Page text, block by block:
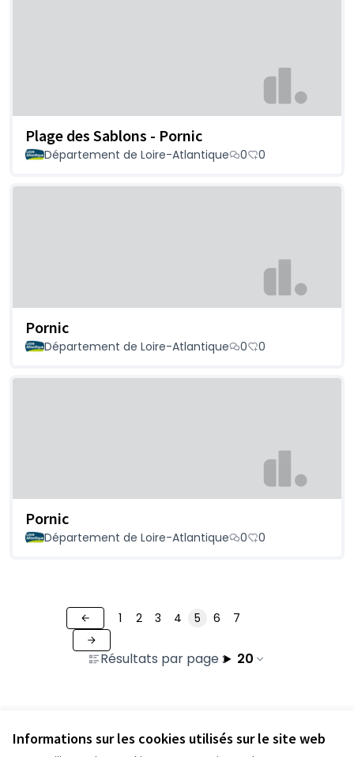
Informations sur les cookies utilisés sur le site web
Plage des Sablons - Pornic
Département de Loire-Atlantique 0 0
Pornic
Département de Loire-Atlantique 0 0
Pornic
Département de Loire-Atlantique 0 0
Résultats par page : 20
1 2 3 4 5 6 7